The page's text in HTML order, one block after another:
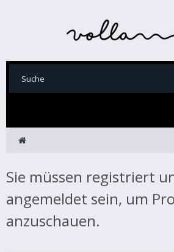
Sie müssen registriert
angemeldet sein, um
anzuschauen.